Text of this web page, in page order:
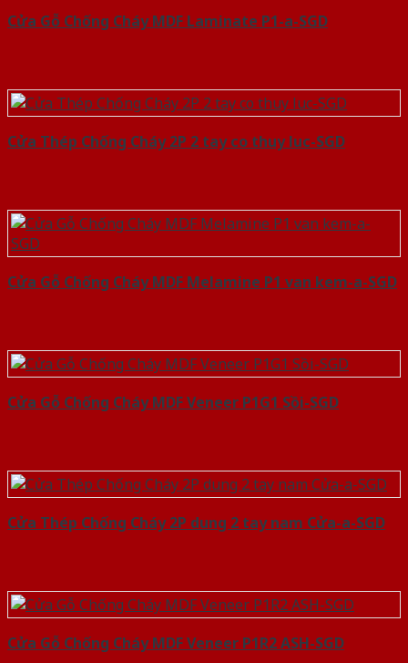
Cửa Gỗ Chống Cháy MDF Laminate P1-a-SGD
Cửa Thép Chống Cháy 2P 2 tay co thuy luc-SGD
Cửa Gỗ Chống Cháy MDF Melamine P1 van kem-a-SGD
Cửa Gỗ Chống Cháy MDF Veneer P1G1 Sồi-SGD
Cửa Thép Chống Cháy 2P dung 2 tay nam Cửa-a-SGD
Cửa Gỗ Chống Cháy MDF Veneer P1R2 ASH-SGD